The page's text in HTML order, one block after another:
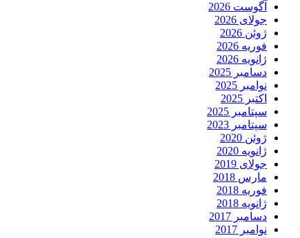
آگوست 2026
جولای 2026
ژوئن 2026
فوریه 2026
ژانویه 2026
دسامبر 2025
نوامبر 2025
اکتبر 2025
سپتامبر 2025
سپتامبر 2023
ژوئن 2020
ژانویه 2020
جولای 2019
مارس 2018
فوریه 2018
ژانویه 2018
دسامبر 2017
نوامبر 2017